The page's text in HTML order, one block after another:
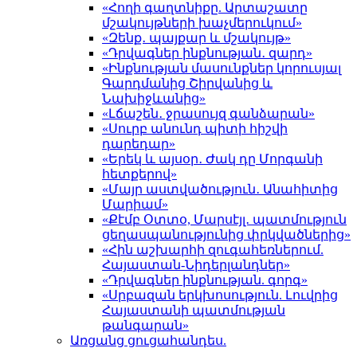
«Հողի գաղտնիքը. Արտաշատը
մշակույթների խաչմերուկում»
«Զենք․ պայքար և մշակույթ»
«Դրվագներ ինքնության․ զարդ»
«Ինքնության մասունքներ կորուսյալ
Գարդմանից Շիրվանից և
Նախիջևանից»
«Լճաշեն․ ջրասույզ գանձարան»
«Սուրբ անունդ պիտի հիշվի
դարեդար»
«Երեկ և այսօր․ Ժակ դը Մորգանի
հետքերով»
«Մայր աստվածություն․ Անահիտից
Մարիամ»
«Քէմբ Օտտօ, Մարսէյլ․ պատմություն
ցեղասպանությունից փրկվածներից»
«Հին աշխարհի զուգահեռներում.
Հայաստան-Նիդերլանդներ»
«Դրվագներ ինքնության. գորգ»
«Սրբազան երկխոսություն. Լուվրից
Հայաստանի պատմության
թանգարան»
Առցանց ցուցահանդես.